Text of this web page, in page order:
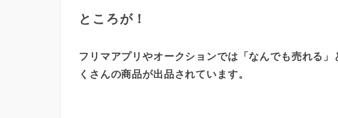
ところが！
フリマアプリやオークションでは「なんでも売れる
くさんの商品が出品されています。